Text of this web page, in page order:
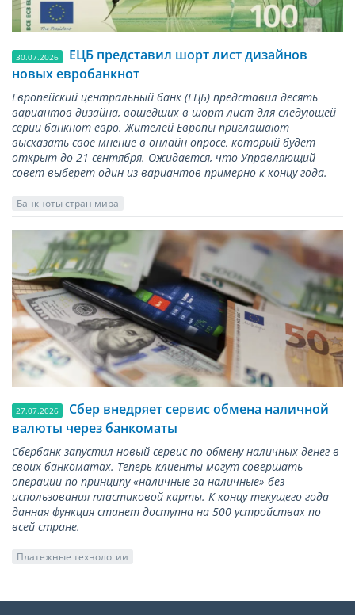
30.07.2026
ЕЦБ представил шорт лист дизайнов
новых евробанкнот
Европейский центральный банк (ЕЦБ) представил десять
вариантов дизайна, вошедших в шорт лист для следующей
серии банкнот евро. Жителей Европы приглашают
высказать свое мнение в онлайн опросе, который будет
открыт до 21 сентября. Ожидается, что Управляющий
совет выберет один из вариантов примерно к концу года.
Банкноты стран мира
27.07.2026
Сбер внедряет сервис обмена наличной
валюты через банкоматы
Сбербанк запустил новый сервис по обмену наличных денег в
своих банкоматах. Теперь клиенты могут совершать
операции по принципу «наличные за наличные» без
использования пластиковой карты. К концу текущего года
данная функция станет доступна на 500 устройствах по
всей стране.
Платежные технологии